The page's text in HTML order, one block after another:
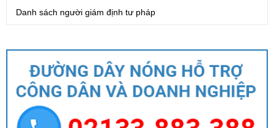
Danh sách người giám định tư pháp